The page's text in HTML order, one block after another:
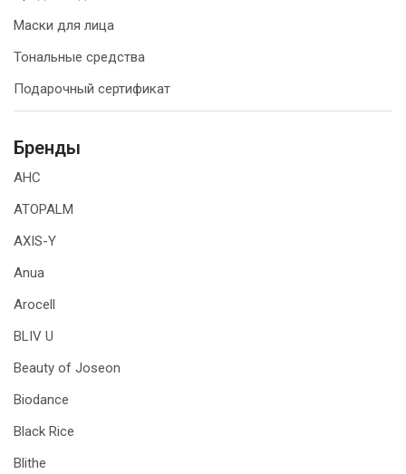
Маски для лица
Тональные средства
Подарочный сертификат
Бренды
AHC
ATOPALM
AXIS-Y
Anua
Arocell
BLIV U
Beauty of Joseon
Biodance
Black Rice
Blithe